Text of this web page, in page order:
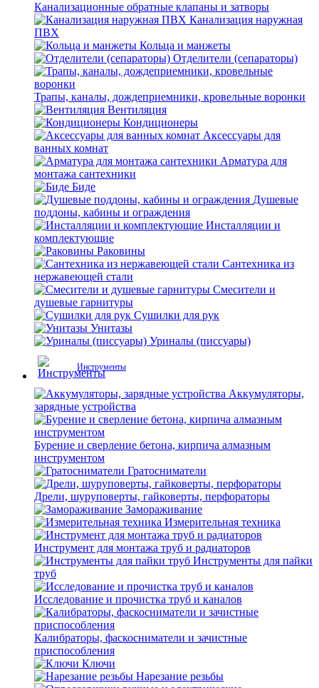
Канализационные обратные клапаны и затворы
Канализация наружная
ПВХ
Кольца и манжеты
Отделители (сепараторы)
Трапы, каналы, дождеприемники, кровельные воронки
Вентиляция
Кондиционеры
Аксессуары для
ванных комнат
Арматура для
монтажа сантехники
Биде
Душевые
поддоны, кабины и ограждения
Инсталляции и
комплектующие
Раковины
Сантехника из
нержавеющей стали
Смесители и
душевые гарнитуры
Сушилки для рук
Унитазы
Уриналы (писсуары)
Инструменты
Аккумуляторы,
зарядные устройства
Бурение и сверление бетона, кирпича алмазным
инструментом
Гратосниматели
Дрели, шуруповерты, гайковерты, перфораторы
Замораживание
Измерительная техника
Инструмент для монтажа труб и радиаторов
Инструменты для пайки
труб
Исследование и прочистка труб и каналов
Калибраторы, фаскосниматели и зачистные
приспособления
Ключи
Нарезание резьбы